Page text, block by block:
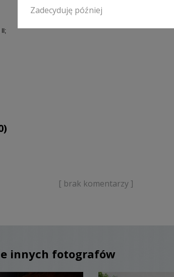
[ brak komentarzy ]
innych fotografów
Zadecyduję później